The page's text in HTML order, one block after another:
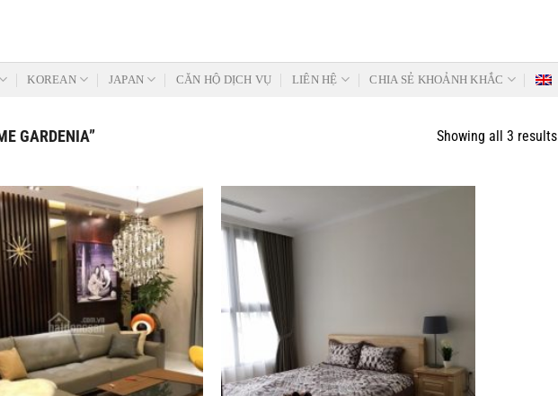
KOREAN JAPAN CĂN HỘ DỊCH VỤ LIÊN HỆ CHIA SẺ KHOẢNH KHẮC
GARDENIA” Showing all 3 results
Add to
Wishlist